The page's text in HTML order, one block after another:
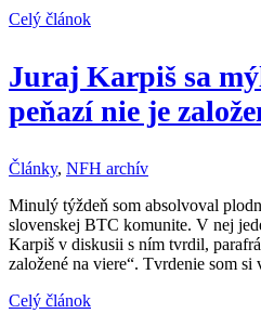
Celý článok
Juraj Karpiš sa
peňazí nie je
Články, NFH archív
Minulý týždeň som absolvoval
slovenskej BTC komunite. V nej
Karpiš v diskusii s ním tvrdil,
založené na viere“. Tvrdenie som
Celý článok